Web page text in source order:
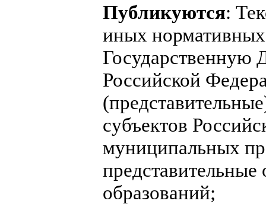
Публикуются:
иных
Государственную
Российской
субъектов
муниципальных
образований;